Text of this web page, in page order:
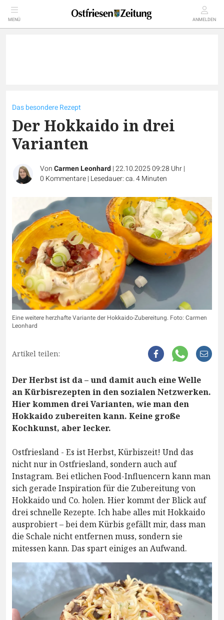
MENÜ ANMELDEN
Das besondere Rezept
Der Hokkaido in drei
Varianten
VonCarmen Leonhard|22.10.2025 09:28 Uhr|
0 Kommentare| Lesedauer: ca. 4 Minuten
Eine weitere herzhafte Variante der Hokkaido-Zubereitung. Foto: Carmen
Leonhard
Artikel teilen:
Der Herbst ist da – und damit auch eine Welle
an Kürbisrezepten in den sozialen Netzwerken.
Hier kommen drei Varianten, wie man den
Hokkaido zubereiten kann. Keine große
Kochkunst, aber lecker.
Ostfriesland - Es ist Herbst, Kürbiszeit! Und das
nicht nur in Ostfriesland, sondern auch auf
Instagram. Bei etlichen Food-Influencern kann man
sich gerade Inspiration für die Zubereitung von
Hokkaido und Co. holen. Hier kommt der Blick auf
drei schnelle Rezepte. Ich habe alles mit Hokkaido
ausprobiert – bei dem Kürbis gefällt mir, dass man
die Schale nicht entfernen muss, sondern sie
mitessen kann. Das spart einiges an Aufwand.